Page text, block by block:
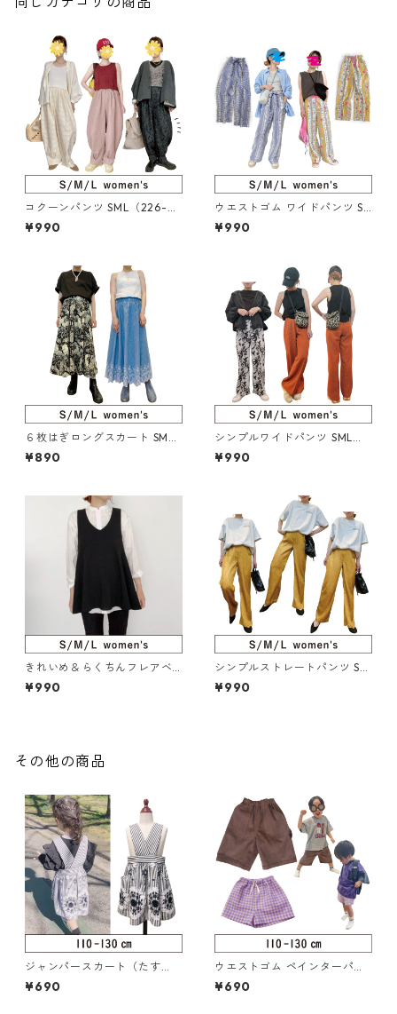
コクーンパンツ SML（226-08
6-5）
¥990
ウエストゴム ワイドパンツ S
ML（217-013-5）
¥990
６枚はぎロングスカート SML
（220-067-5）
¥890
シンプルワイドパンツ SML（2
19-057-5）
¥990
きれいめ＆らくちんフレアベ
スト SML（121-073-5）
¥990
シンプルストレートパンツ SM
L（217-032-5）
¥990
その他の商品
ジャンパースカート（たす
き）110-130（320-071-3）
¥690
ウエストゴム ペインターパン
ツ 110-130（217-014-3）
¥690